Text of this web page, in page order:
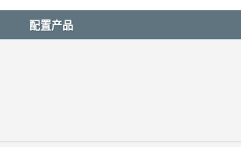
配置产品